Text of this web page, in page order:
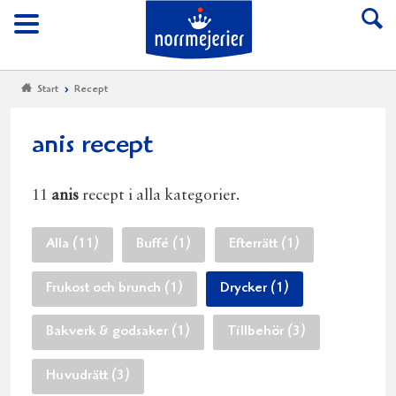
Meny
Till Norrmejerier
Start Recept
anis recept
11 anis recept i alla kategorier.
Alla (11) Buffé (1) Efterrätt (1)
Frukost och brunch (1) Drycker (1)
Bakverk & godsaker (1) Tillbehör (3)
Huvudrätt (3)